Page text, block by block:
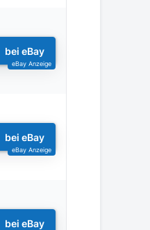
bei eBay
bei eBay
bei eBay